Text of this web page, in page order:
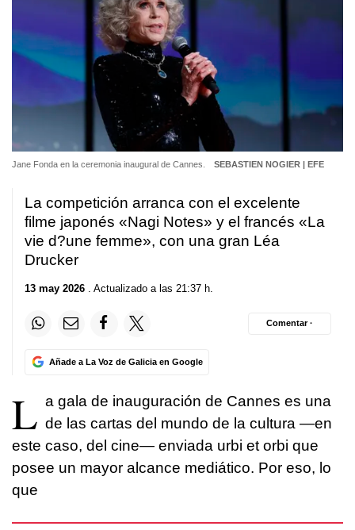
Jane Fonda en la ceremonia inaugural de Cannes. SEBASTIEN NOGIER | EFE
La competición arranca con el excelente
filme japonés «Nagi Notes» y el francés «La
vie d?une femme», con una gran Léa
Drucker
13 may 2026 . Actualizado a las 21:37 h.
Añade a La Voz de Galicia en Google
Comentar ·
L a gala de inauguración de Cannes es una
de las cartas del mundo de la cultura —en
este caso, del cine— enviada urbi et orbi que
posee un mayor alcance mediático. Por eso, lo
que